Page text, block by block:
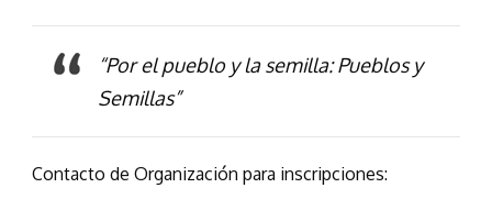
“Por el pueblo y la semilla: Pueblos y
Semillas”
Contacto de Organización para inscripciones: